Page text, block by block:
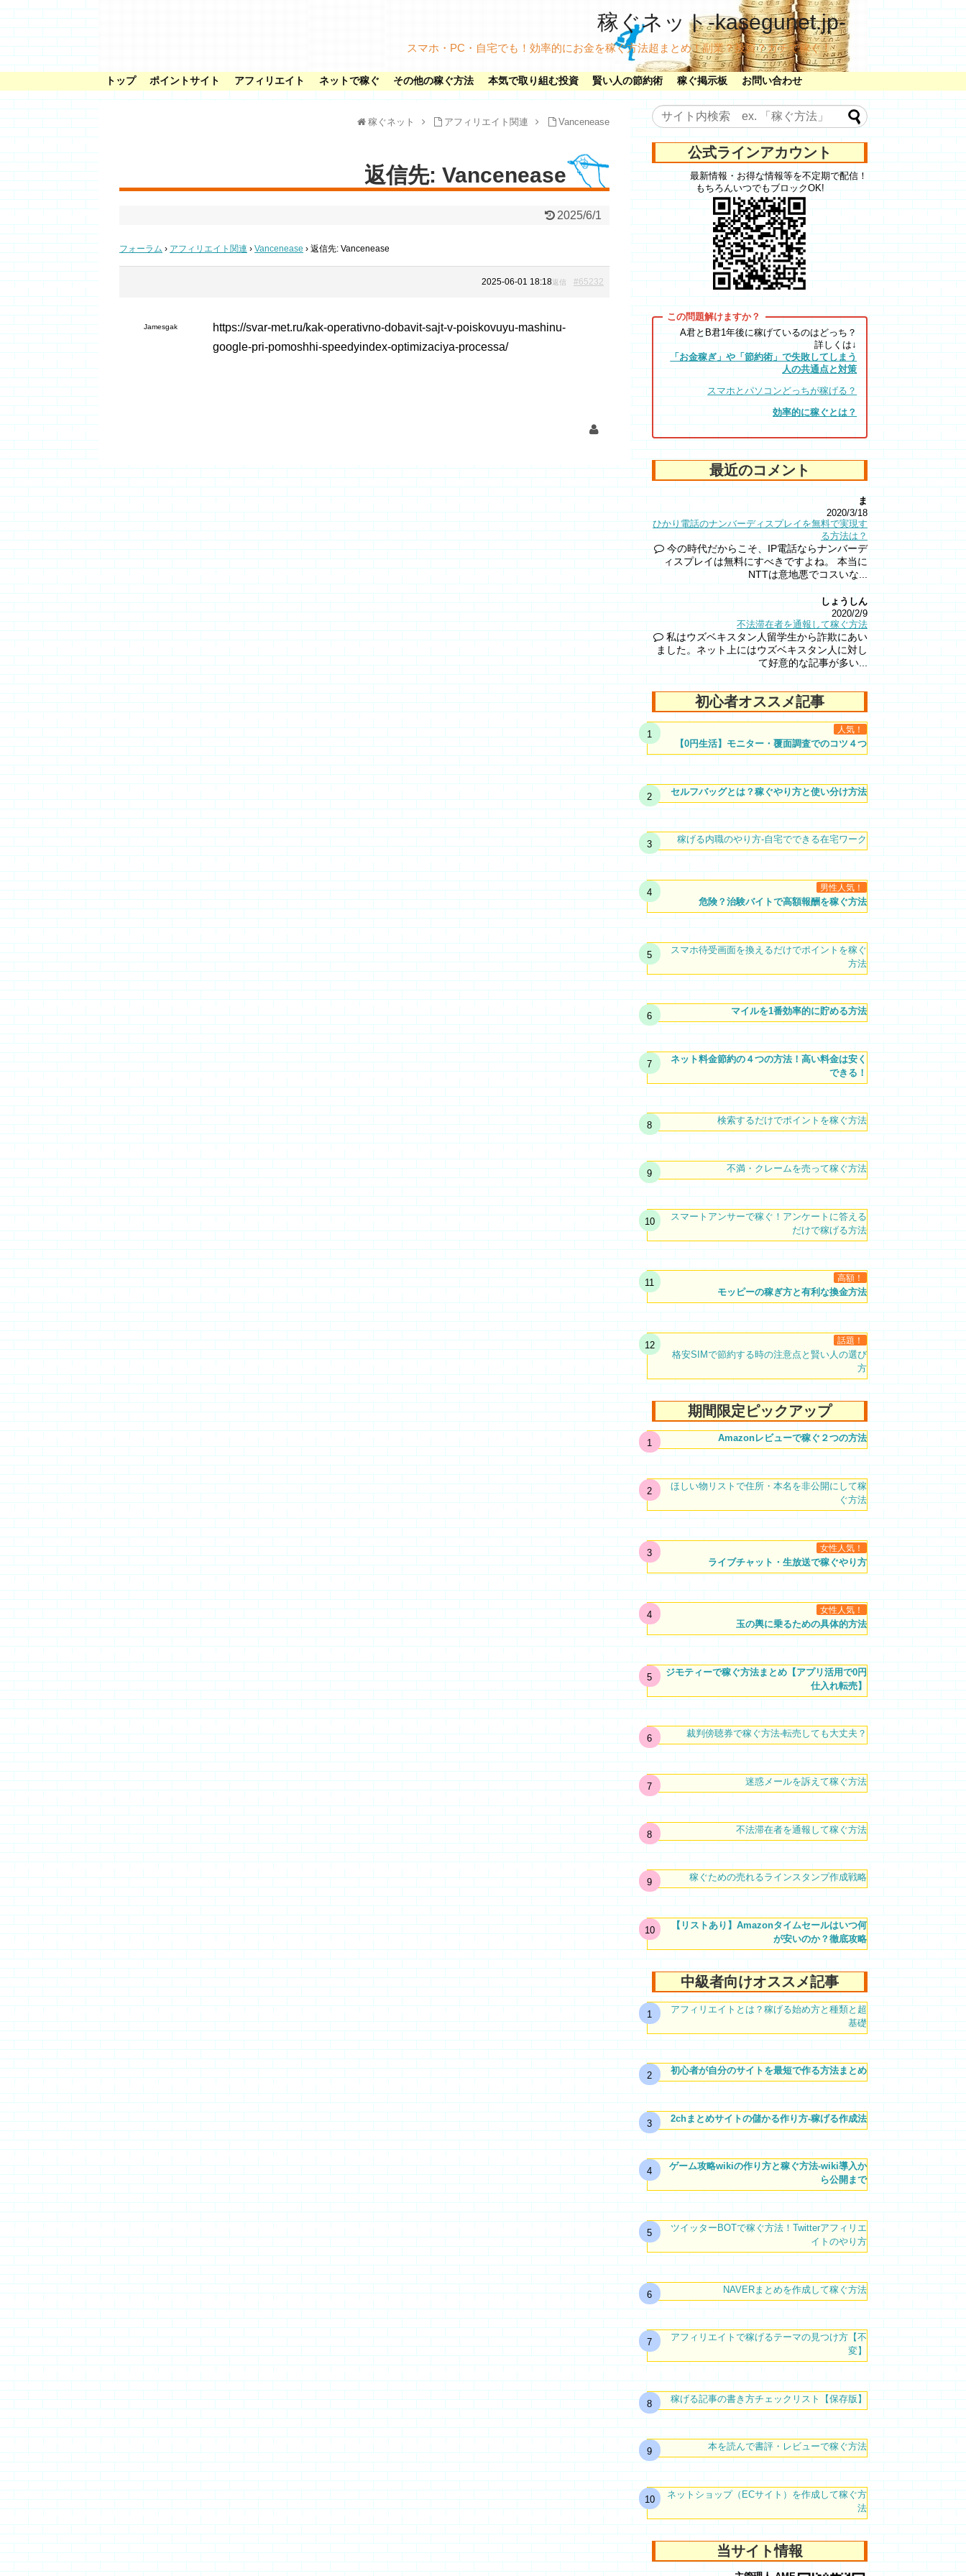
稼ぐネット-kasegunet.jp-
スマホ・PC・自宅でも！効率的にお金を稼ぐ方法超まとめ！副業？投資？ガチで稼ぐ！
トップ ポイントサイト アフィリエイト ネットで稼ぐ その他の稼ぐ方法 本気で取り組む投資 賢い人の節約術 稼ぐ掲示板 お問い合わせ
稼ぐネット アフィリエイト関連 Vancenease
返信先: Vancenease
2025/6/1
フォーラム › アフィリエイト関連 › Vancenease › 返信先: Vancenease
2025-06-01 18:18 #65232
返信
Jamesgak
https://svar-met.ru/kak-operativno-dobavit-sajt-v-poiskovuyu-mashinu-
google-pri-pomoshhi-speedyindex-optimizaciya-processa/
公式ラインアカウント
最新情報・お得な情報等を不定期で配信！
もちろんいつでもブロックOK!
A君とB君1年後に稼げているのはどっち？
詳しくは↓
「お金稼ぎ」や「節約術」で失敗してしまう
人の共通点と対策
スマホとパソコンどっちが稼げる？
効率的に稼ぐとは？
最近のコメント
ま
2020/3/18
ひかり電話のナンバーディスプレイを無料で実現す
る方法は？
今の時代だからこそ、IP電話ならナンバーデ
ィスプレイは無料にすべきですよね。 本当に
NTTは意地悪でコスいな...
しょうしん
2020/2/9
不法滞在者を通報して稼ぐ方法
私はウズベキスタン人留学生から詐欺にあい
ました。ネット上にはウズベキスタン人に対し
て好意的な記事が多い...
初心者オススメ記事
人気！
【0円生活】モニター・覆面調査でのコツ４つ
セルフバッグとは？稼ぐやり方と使い分け方法
稼げる内職のやり方-自宅でできる在宅ワーク
男性人気！
危険？治験バイトで高額報酬を稼ぐ方法
スマホ待受画面を換えるだけでポイントを稼ぐ
方法
マイルを1番効率的に貯める方法
ネット料金節約の４つの方法！高い料金は安く
できる！
検索するだけでポイントを稼ぐ方法
不満・クレームを売って稼ぐ方法
スマートアンサーで稼ぐ！アンケートに答える
だけで稼げる方法
高額！
モッピーの稼ぎ方と有利な換金方法
話題！
格安SIMで節約する時の注意点と賢い人の選び
方
期間限定ピックアップ
Amazonレビューで稼ぐ２つの方法
ほしい物リストで住所・本名を非公開にして稼
ぐ方法
女性人気！
ライブチャット・生放送で稼ぐやり方
女性人気！
玉の輿に乗るための具体的方法
ジモティーで稼ぐ方法まとめ【アプリ活用で0円
仕入れ転売】
裁判傍聴券で稼ぐ方法-転売しても大丈夫？
迷惑メールを訴えて稼ぐ方法
不法滞在者を通報して稼ぐ方法
稼ぐための売れるラインスタンプ作成戦略
【リストあり】Amazonタイムセールはいつ何
が安いのか？徹底攻略
中級者向けオススメ記事
アフィリエイトとは？稼げる始め方と種類と超
基礎
初心者が自分のサイトを最短で作る方法まとめ
2chまとめサイトの儲かる作り方-稼げる作成法
ゲーム攻略wikiの作り方と稼ぐ方法-wiki導入か
ら公開まで
ツイッターBOTで稼ぐ方法！Twitterアフィリエ
イトのやり方
NAVERまとめを作成して稼ぐ方法
アフィリエイトで稼げるテーマの見つけ方【不
変】
稼げる記事の書き方チェックリスト【保存版】
本を読んで書評・レビューで稼ぐ方法
ネットショップ（ECサイト）を作成して稼ぐ方
法
当サイト情報